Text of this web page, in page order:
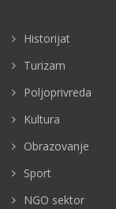
Historijat
Turizam
Poljoprivreda
Kultura
Obrazovanje
Sport
NGO sektor